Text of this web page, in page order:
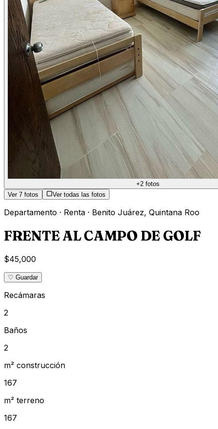
+2 fotos
Ver 7 fotos Ver todas las fotos
Departamento · Renta · Benito Juárez, Quintana Roo
FRENTE AL CAMPO DE GOLF
$45,000
♡ Guardar
Recámaras
2
Baños
2
m² construcción
167
m² terreno
167